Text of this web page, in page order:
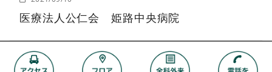
医療法人公仁会 姫路中央病院